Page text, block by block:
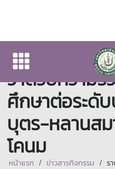
พิธีลงนามบัน
ว่าด้วยความร่
ศึกษาต่อระ
บุตร-หลานส
โคนม
หน้าแรก ข่าวสารกิจกรรม ร